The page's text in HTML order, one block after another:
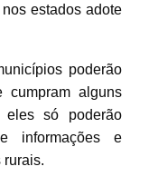
estados adote
poderão
cumpram alguns
eles só poderão
informações e
rurais.